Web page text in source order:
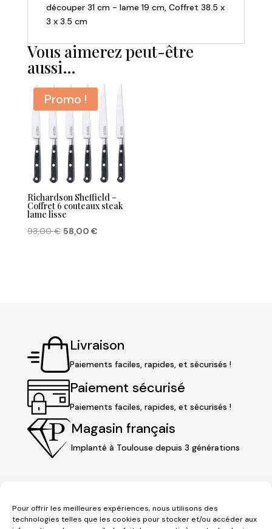
Pour offrir les meilleures expériences, nous utilisons des
technologies telles que les cookies pour stocker et/ou accéder aux
découper 31 cm - lame 19 cm, Coffret 38.5 x
3 x 3.5 cm
Vous aimerez peut-être
aussi…
Promo !
Richardson Sheffield –
Coffret 6 couteaux steak
lame lisse
93,00€ Le
58,00 €Le
Livraison
Paiements faciles, rapides, et sécurisés !
Paiement sécurisé
Paiements faciles, rapides, et sécurisés !
Magasin français
Implanté à Toulouse depuis 3 générations